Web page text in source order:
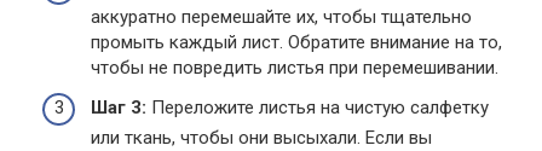
аккуратно перемешайте их, чтобы тщательно
промыть каждый лист. Обратите внимание на то,
чтобы не повредить листья при перемешивании.
Шаг 3: Переложите листья на чистую салфетку
или ткань, чтобы они высыхали. Если вы